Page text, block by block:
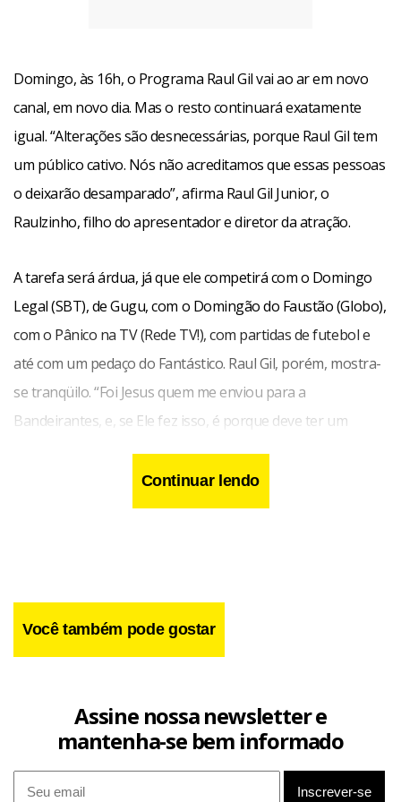
Facebook
WhatsApp
LinkedIn
Twitter
X Telegram
Share
Domingo, às 16h, o Programa Raul Gil vai ao ar em novo
canal, em novo dia. Mas o resto continuará exatamente
igual. “Alterações são desnecessárias, porque Raul Gil tem
um público cativo. Nós não acreditamos que essas pessoas
o deixarão desamparado”, afirma Raul Gil Junior, o
Raulzinho, filho do apresentador e diretor da atração.
A tarefa será árdua, já que ele competirá com o Domingo
Legal (SBT), de Gugu, com o Domingão do Faustão (Globo),
com o Pânico na TV (Rede TV!), com partidas de futebol e
até com um pedaço do Fantástico. Raul Gil, porém, mostra-
se tranqüilo. “Foi Jesus quem me enviou para a
Bandeirantes, e, se Ele fez isso, é porque deve ter um
grande projeto para nós”, afirma. Ele completa, confiante:
“Encontro pessoas nas ruas que me dizem que poderão
acompanhar melhor o programa aos domingos. Apesar da
Continuar lendo
Você também pode gostar
Assine nossa newsletter e
mantenha-se bem informado